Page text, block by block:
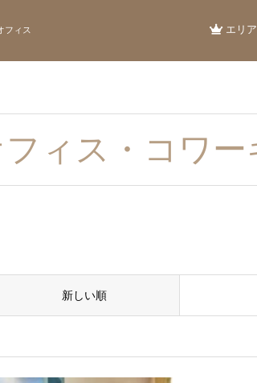
フィス エリ
ィス・コワ
新しい順